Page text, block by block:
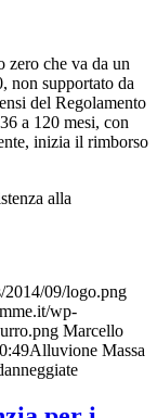
zero che va da un
non supportato da
del Regolamento
a 120 mesi, con
inizia il rimborso
alla
2014/09/logo.png
wp-
Marcello
Alluvione Massa